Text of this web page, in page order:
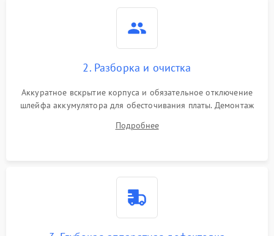
2. Разборка и очистка
Аккуратное вскрытие корпуса и обязательное отключение
шлейфа аккумулятора для обесточивания платы. Демонтаж
высохшей термопасты с кристаллов чипов.
Подробнее